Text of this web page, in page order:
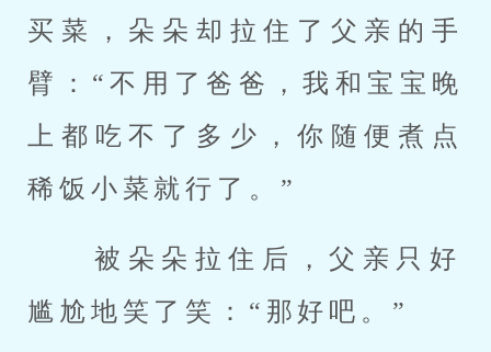
买菜，朵朵却拉住了父亲的手
臂：“不用了爸爸，我和宝宝晚
上都吃不了多少，你随便煮点
稀饭小菜就行了。”
尴尬地笑了笑：“那好吧。”